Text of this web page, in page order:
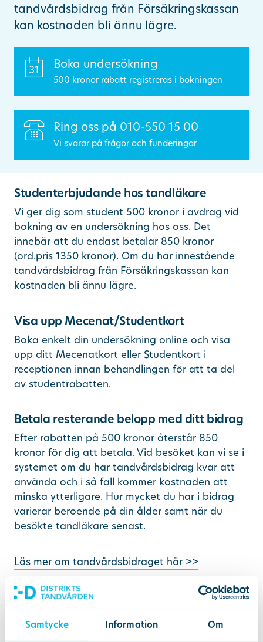
Samtycke Information Om
Sök
tandvårdsbidrag från Försäkringskassan
kan kostnaden bli ännu lägre.
Boka undersökning
500 kronor rabatt registreras i bokningen
Ring oss på 010-550 15 00
Vi svarar på frågor och funderingar
Studenterbjudande hos tandläkare
Vi ger dig som student 500 kronor i avdrag vid
bokning av en undersökning hos oss. Det
innebär att du endast betalar 850 kronor
(ord.pris 1350 kronor). Om du har innestående
tandvårdsbidrag från Försäkringskassan kan
kostnaden bli ännu lägre.
Visa upp Mecenat/Studentkort
Boka enkelt din undersökning online och visa
upp ditt Mecenatkort eller Studentkort i
receptionen innan behandlingen för att ta del
av studentrabatten.
Betala resterande belopp med ditt bidrag
Efter rabatten på 500 kronor återstår 850
kronor för dig att betala. Vid besöket kan vi se i
systemet om du har tandvårdsbidrag kvar att
använda och i så fall kommer kostnaden att
minska ytterligare. Hur mycket du har i bidrag
varierar beroende på din ålder samt när du
besökte tandläkare senast.
Läs mer om tandvårdsbidraget här >>